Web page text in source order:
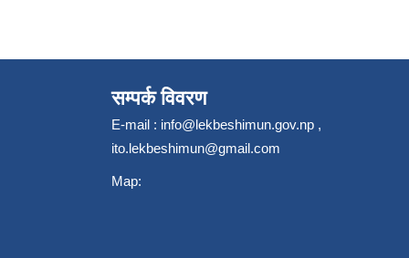
सम्पर्क विवरण
E-mail : info@lekbeshimun.gov.np ,
ito.lekbeshimun@gmail.com
Map: